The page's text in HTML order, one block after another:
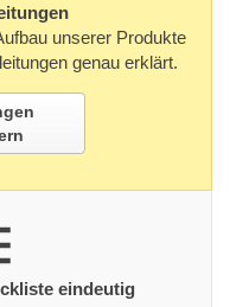
unserer Produkte
genau erklärt.
eindeutig